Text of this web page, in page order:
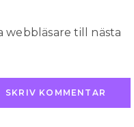
webbläsare till nästa